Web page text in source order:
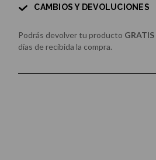
CAMBIOS Y DEVOLUCIONES
Podrás devolver tu producto GRATIS
días de recibida la compra.